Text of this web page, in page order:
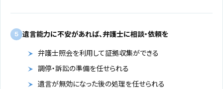
5 遺言能力に不安があれば、弁護士に相談・依頼を
弁護士照会を利用して証拠収集ができる
調停・訴訟の準備を任せられる
遺言が無効になった後の処理を任せられる